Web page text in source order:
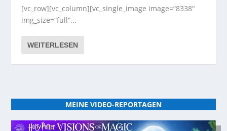
[vc_row][vc_column][vc_single_image image=“8338″
img_size=“full“...
WEITERLESEN
MEINE VIDEO-REPORTAGEN